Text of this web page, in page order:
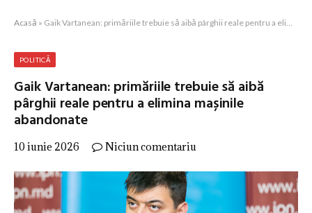
Acasă » Gaik Vartanean: primăriile trebuie să aibă pârghii reale pentru a elimina mașinile abandonate
POLITICĂ
Gaik Vartanean: primăriile trebuie să aibă
pârghii reale pentru a elimina mașinile
abandonate
10 iunie 2026 Niciun comentariu